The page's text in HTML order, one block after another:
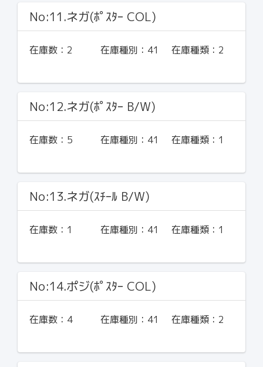
No:11.ネガ(ﾎﾟｽﾀｰ COL)
在庫数： 2 在庫種別： 41 在庫種類： 2
No:12.ネガ(ﾎﾟｽﾀｰ B/W)
在庫数： 5 在庫種別： 41 在庫種類： 1
No:13.ネガ(ｽﾁｰﾙ B/W)
在庫数： 1 在庫種別： 41 在庫種類： 1
No:14.ポジ(ﾎﾟｽﾀｰ COL)
在庫数： 4 在庫種別： 41 在庫種類： 2